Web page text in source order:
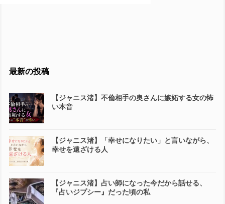
最新の投稿
【ジャニス渚】不倫相手の奥さんに嫉妬する女の怖
い本音
【ジャニス渚】「幸せになりたい」と言いながら、
幸せを遠ざける人
【ジャニス渚】占い師になった今だから話せる、
『占いジプシー』だった頃の私